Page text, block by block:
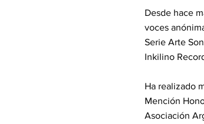
Desde hace
voces
Serie Arte
Inkilino
Ha realizado
Mención
Asociación